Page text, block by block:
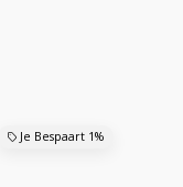
Je Bespaart 1%